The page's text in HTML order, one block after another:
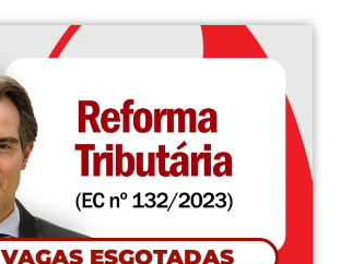
VAGAS ESGOTADAS